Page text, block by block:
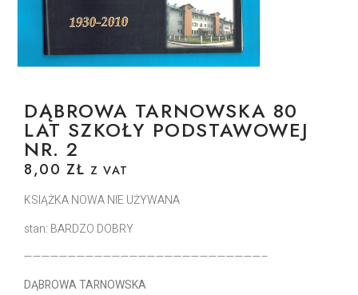
DĄBROWA TARNOWSKA 80
LAT SZKOŁY PODSTAWOWEJ
NR. 2
8,00 ZŁ Z VAT
KSIĄŻKA NOWA NIE UŻYWANA
stan: BARDZO DOBRY
———————————————————————————–
DĄBROWA TARNOWSKA